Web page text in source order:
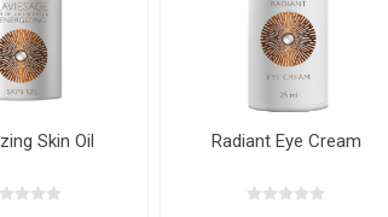
Skin Oil Radiant Eye Cream